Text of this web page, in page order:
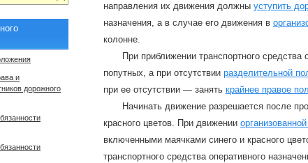
направления их движения должны уступить
назначения, а в случае его движения в
колонне.
При приближении транспортного
попутных, а при отсутствии разделительной
при ее отсутствии — занять крайнее правое
Начинать движение разрешается после
красного цветов. При движении
включенными маячками синего и красного
транспортного средства оперативного
и
дорожного